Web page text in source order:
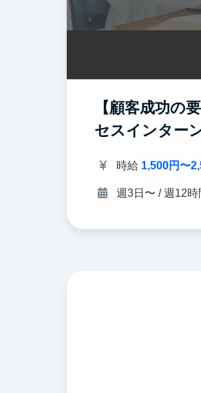
【顧客成功の
セスインター
時給 1,500円〜
週3日〜 / 週12時